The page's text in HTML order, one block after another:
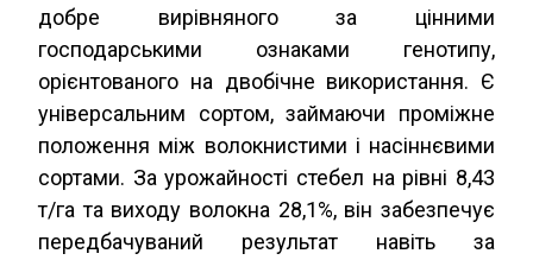
добре вирівняного за цінними
господарськими ознаками генотипу,
орієнтованого на двобічне використання. Є
універсальним сортом, займаючи проміжне
положення між волокнистими і насіннєвими
сортами. За урожайності стебел на рівні 8,43
т/га та виходу волокна 28,1%, він забезпечує
передбачуваний результат навіть за